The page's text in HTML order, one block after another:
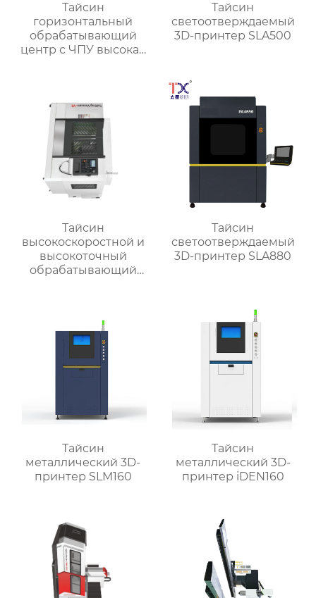
Тайсин
горизонтальный
обрабатывающий
центр с ЧПУ высокая
Тайсин
светоотверждаемый
3D-принтер SLA500
Тайсин
высокоскоростной и
высокоточный
обрабатывающий
Тайсин
светоотверждаемый
3D-принтер SLA880
Тайсин
металлический 3D-
принтер SLM160
Тайсин
металлический 3D-
принтер iDEN160